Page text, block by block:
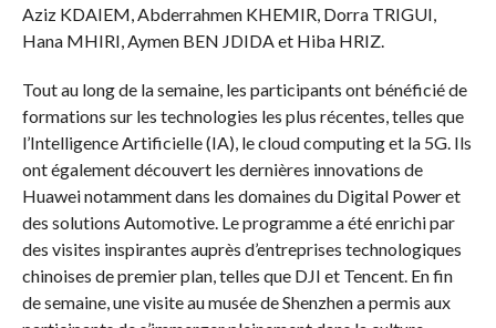
Aziz KDAIEM, Abderrahmen KHEMIR, Dorra TRIGUI,
Hana MHIRI, Aymen BEN JDIDA et Hiba HRIZ.
Tout au long de la semaine, les participants ont bénéficié de
formations sur les technologies les plus récentes, telles que
l’Intelligence Artificielle (IA), le cloud computing et la 5G. Ils
ont également découvert les dernières innovations de
Huawei notamment dans les domaines du Digital Power et
des solutions Automotive. Le programme a été enrichi par
des visites inspirantes auprès d’entreprises technologiques
chinoises de premier plan, telles que DJI et Tencent. En fin
de semaine, une visite au musée de Shenzhen a permis aux